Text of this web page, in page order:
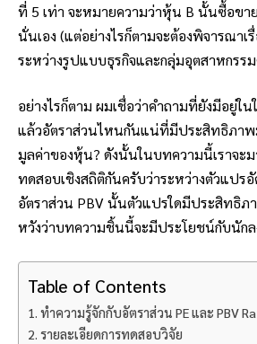
ที่ 5 เท่า จะหมายความว่าหุ้น B นั้นซื้อขา
นั่นเอง (แต่อย่างไรก็ตามจะต้องพิจารณาเ
ระหว่างรูปแบบธุรกิจและกลุ่มอุตสาหกรร
อย่างไรก็ตาม ผมเชื่อว่าคำถามที่ยังมีอยู่ใ
แล้วอัตราส่วนไหนกันแน่ที่มีประสิทธิภาพ
มูลค่าของหุ้น? ดังนั้นในบทความนี้เราจะ
ทดสอบเชิงสถิติกันครับว่าระหว่างตัวแปร
อัตราส่วน PBV นั้นตัวแปรใดมีประสิทธิภ
หวังว่าบทความชิ้นนี้จะมีประโยชน์กับนั
Table of Contents
ทำความรู้จักกับอัตราส่วน PE และ PBV
รายละเอียดการทดสอบวิจัย